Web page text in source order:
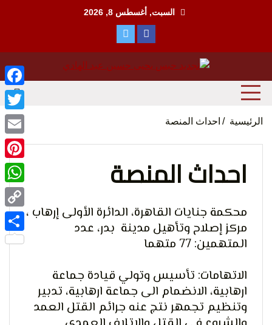
السبت, أغسطس 8, 2026
الحق
منظمة حقوقية مصرية تدافع عن حقوق الانسان
الرئيسية احداث المنصة
احداث المنصة
محكمة جنايات القاهرة، الدائرة الأولى إرهاب ،
مركز إصلاح وتأهيل مدينة بدر، عدد
المتهمين: 77 متهما
الاتهامات: تأسيس وتولي قيادة جماعة
ارهابية، الانضمام الى جماعة ارهابية، تدبير
وتنظيم تجمهر نتج عنه جرائم القتل العمد
Email
Copy
Link